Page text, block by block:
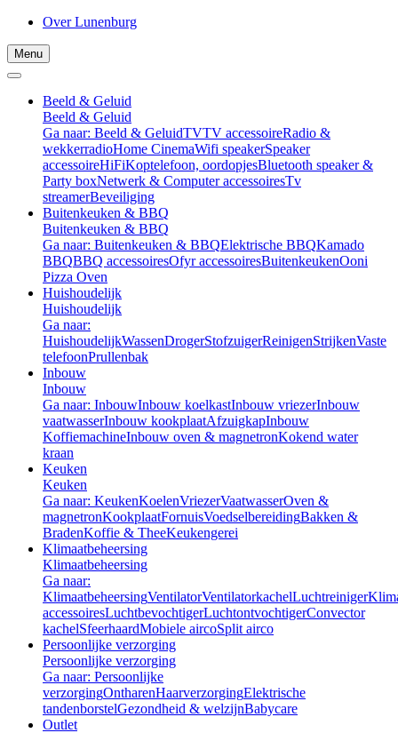
Over Lunenburg
Menu
Beeld & Geluid
Beeld & Geluid
Ga naar: Beeld & GeluidTVTV accessoireRadio &
wekkerradioHome CinemaWifi speakerSpeaker
accessoireHiFiKoptelefoon, oordopjesBluetooth speaker &
Party boxNetwerk & Computer accessoiresTv
streamerBeveiliging
Buitenkeuken & BBQ
Buitenkeuken & BBQ
Ga naar: Buitenkeuken & BBQElektrische BBQKamado
BBQBBQ accessoiresOfyr accessoiresBuitenkeukenOoni
Pizza Oven
Huishoudelijk
Huishoudelijk
Ga naar:
HuishoudelijkWassenDrogerStofzuigerReinigenStrijkenVaste
telefoonPrullenbak
Inbouw
Inbouw
Ga naar: InbouwInbouw koelkastInbouw vriezerInbouw
vaatwasserInbouw kookplaatAfzuigkapInbouw
KoffiemachineInbouw oven & magnetronKokend water
kraan
Keuken
Keuken
Ga naar: KeukenKoelenVriezerVaatwasserOven &
magnetronKookplaatFornuisVoedselbereidingBakken &
BradenKoffie & TheeKeukengerei
Klimaatbeheersing
Klimaatbeheersing
Ga naar:
KlimaatbeheersingVentilatorVentilatorkachelLuchtreiniger
accessoiresLuchtbevochtigerLuchtontvochtigerConvector
kachelSfeerhaardMobiele aircoSplit airco
Persoonlijke verzorging
Persoonlijke verzorging
Ga naar: Persoonlijke
verzorgingOntharenHaarverzorgingElektrische
tandenborstelGezondheid & welzijnBabycare
Outlet